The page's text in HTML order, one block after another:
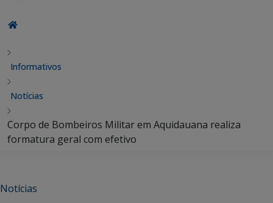
Informativos
Notícias
Corpo de Bombeiros Militar em Aquidauana realiza
formatura geral com efetivo
Notícias